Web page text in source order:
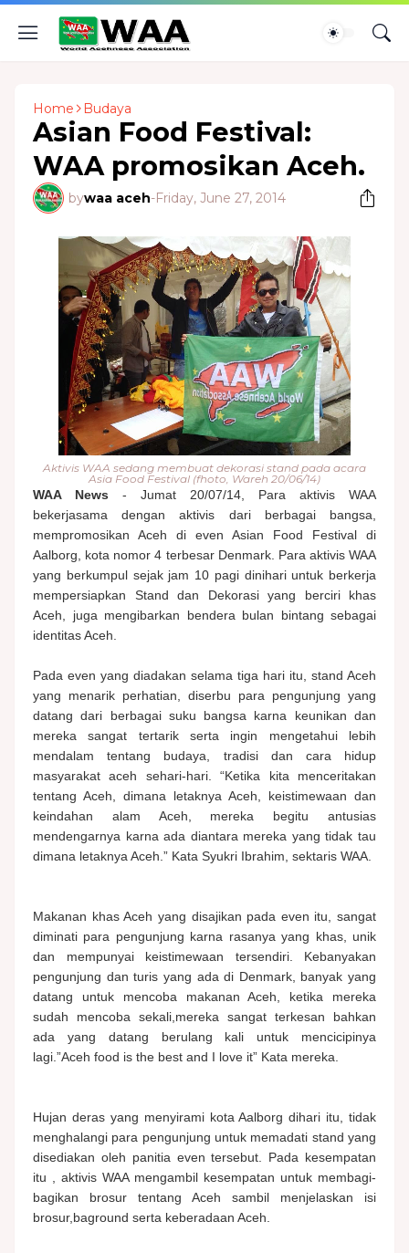
Home Budaya
Asian Food Festival:
WAA promosikan Aceh.
bywaa aceh-Friday, June 27, 2014
Aktivis WAA sedang membuat dekorasi stand pada acara
Asia Food Festival (fhoto, Wareh 20/06/14)
WAA News - Jumat 20/07/14, Para aktivis WAA
bekerjasama dengan aktivis dari berbagai bangsa,
mempromosikan Aceh di even Asian Food Festival di
Aalborg, kota nomor 4 terbesar Denmark. Para aktivis WAA
yang berkumpul sejak jam 10 pagi dinihari untuk berkerja
mempersiapkan Stand dan Dekorasi yang berciri khas
Aceh, juga mengibarkan bendera bulan bintang sebagai
identitas Aceh.
Pada even yang diadakan selama tiga hari itu, stand Aceh
yang menarik perhatian, diserbu para pengunjung yang
datang dari berbagai suku bangsa karna keunikan dan
mereka sangat tertarik serta ingin mengetahui lebih
mendalam tentang budaya, tradisi dan cara hidup
masyarakat aceh sehari-hari. “Ketika kita menceritakan
tentang Aceh, dimana letaknya Aceh, keistimewaan dan
keindahan alam Aceh, mereka begitu antusias
mendengarnya karna ada diantara mereka yang tidak tau
dimana letaknya Aceh.” Kata Syukri Ibrahim, sektaris WAA.
Makanan khas Aceh yang disajikan pada even itu, sangat
diminati para pengunjung karna rasanya yang khas, unik
dan mempunyai keistimewaan tersendiri. Kebanyakan
pengunjung dan turis yang ada di Denmark, banyak yang
datang untuk mencoba makanan Aceh, ketika mereka
sudah mencoba sekali,mereka sangat terkesan bahkan
ada yang datang berulang kali untuk mencicipinya
lagi.”Aceh food is the best and I love it” Kata mereka.
Hujan deras yang menyirami kota Aalborg dihari itu, tidak
menghalangi para pengunjung untuk memadati stand yang
disediakan oleh panitia even tersebut. Pada kesempatan
itu , aktivis WAA mengambil kesempatan untuk membagi-
bagikan brosur tentang Aceh sambil menjelaskan isi
brosur,baground serta keberadaan Aceh.